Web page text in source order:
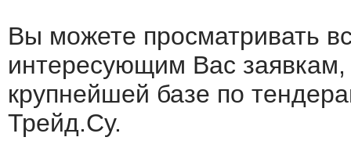
Вы можете просматривать
интересующим Вас
крупнейшей базе по
Трейд.Су.